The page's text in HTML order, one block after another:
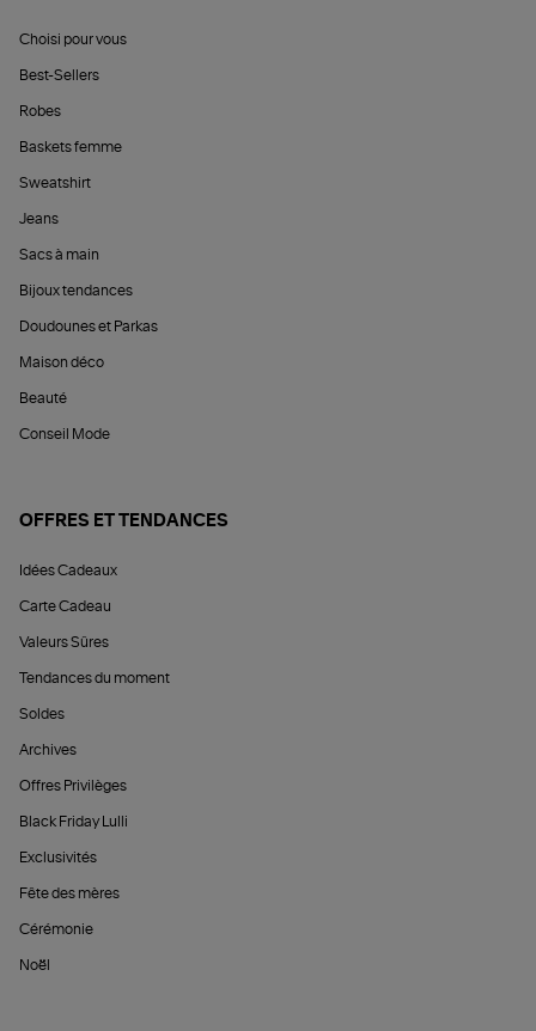
Choisi pour vous
Best-Sellers
Robes
Baskets femme
Sweatshirt
Jeans
Sacs à main
Bijoux tendances
Doudounes et Parkas
Maison déco
Beauté
Conseil Mode
OFFRES ET TENDANCES
Idées Cadeaux
Carte Cadeau
Valeurs Sûres
Tendances du moment
Soldes
Archives
Offres Privilèges
Black Friday Lulli
Exclusivités
Fête des mères
Cérémonie
Noël